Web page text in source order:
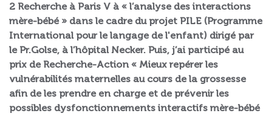
2 Recherche à Paris V à « l’analyse des interactions
mère-bébé » dans le cadre du projet PILE (Programme
International pour le langage de l'enfant) dirigé par
le Pr.Golse, à l’hôpital Necker. Puis, j’ai participé au
prix de Recherche-Action « Mieux repérer les
vulnérabilités maternelles au cours de la grossesse
afin de les prendre en charge et de prévenir les
possibles dysfonctionnements interactifs mère-bébé